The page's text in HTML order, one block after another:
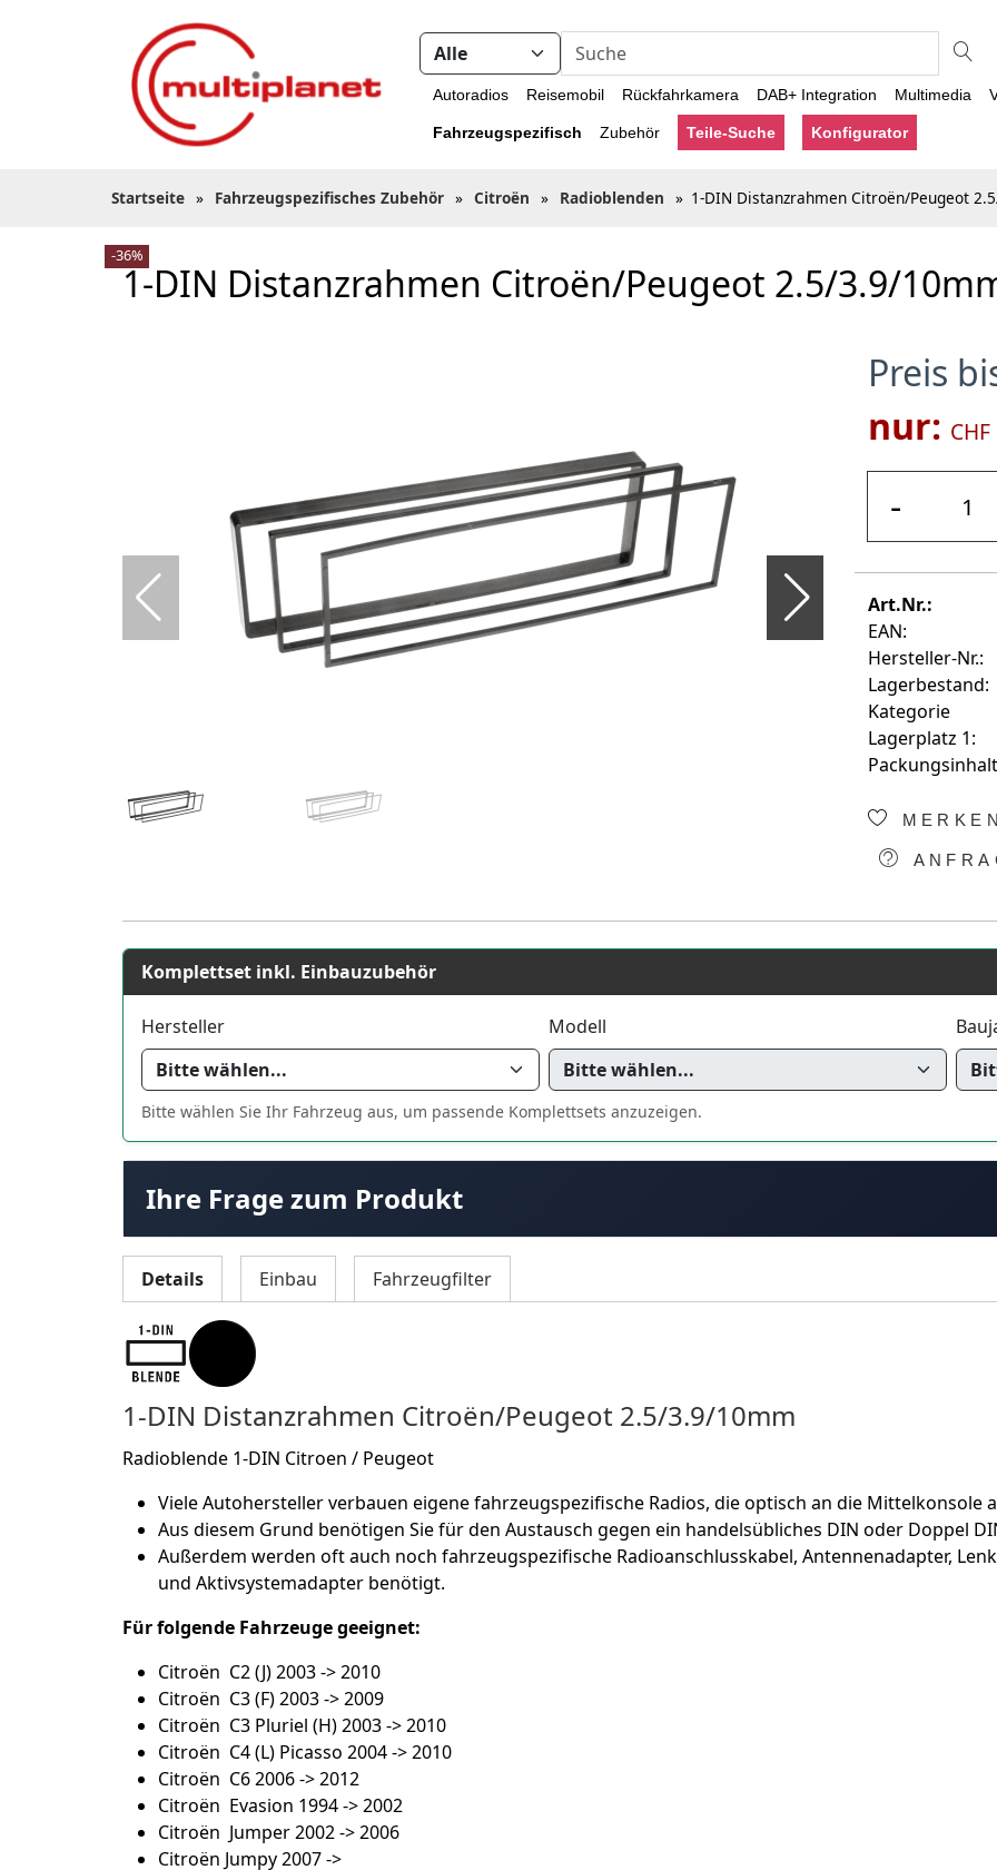
Autoradios Reisemobil Rückfahrkamera DAB+ Integration Multimedia
Fahrzeugspezifisch Zubehör Teile-Suche Konfigurator
Startseite » Fahrzeugspezifisches Zubehör » Citroën » Radioblenden » 1-DIN Distanzrahmen Citroën/Peugeot
1-DIN Distanzrahmen Citroën/Peugeot 2.5/3.9/
-36%
Preis
nur: CHF
-
Art.Nr.:
EAN:
Hersteller-Nr.:
Lagerbestand:
Kategorie
Lagerplatz 1:
Komplettset inkl. Einbauzubehör
Hersteller Modell
Bitte wählen Sie Ihr Fahrzeug aus, um passende Komplettsets anzuzeigen.
Ihre Frage zum Produkt
Details Einbau Fahrzeugfilter
1-DIN Distanzrahmen Citroën/Peugeot 2.5/3.9/10mm
Radioblende 1-DIN Citroen / Peugeot
Viele Autohersteller verbauen eigene fahrzeugspezifische Radios, die optisch an die Mittelkonsole
Aus diesem Grund benötigen Sie für den Austausch gegen ein handelsübliches DIN oder Doppel
Außerdem werden oft auch noch fahrzeugspezifische Radioanschlusskabel, Antennenadapter,
und Aktivsystemadapter benötigt.
Für folgende Fahrzeuge geeignet:
Citroën C2 (J) 2003 -> 2010
Citroën C3 (F) 2003 -> 2009
Citroën C3 Pluriel (H) 2003 -> 2010
Citroën C4 (L) Picasso 2004 -> 2010
Citroën C6 2006 -> 2012
Citroën Evasion 1994 -> 2002
Citroën Jumper 2002 -> 2006
Citroën Jumpy 2007 ->